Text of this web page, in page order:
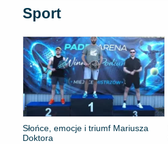
Sport
Słońce, emocje i triumf Mariusza
Doktora